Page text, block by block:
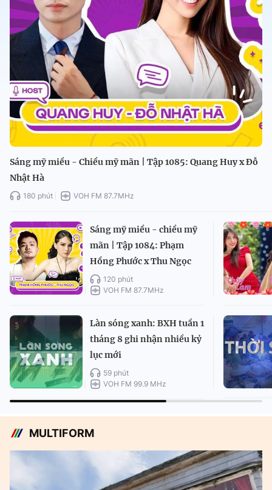
Sáng mỹ miều - Chiều mỹ mãn | Tập 1085: Quang Huy x Đỗ
Nhật Hà
180 phút VOH FM 87.7MHz
Sáng mỹ miều - chiều mỹ
mãn | Tập 1084: Phạm
Hồng Phước x Thu Ngọc
120 phút
VOH FM 87.7MHz
Làn sóng xanh: BXH tuần 1
tháng 8 ghi nhận nhiều kỷ
lục mới
59 phút
VOH FM 99.9 MHz
MULTIFORM